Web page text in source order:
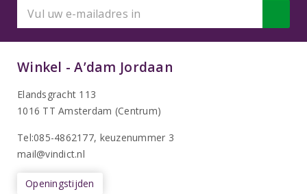
Winkel - A’dam Jordaan
Elandsgracht 113
1016 TT Amsterdam (Centrum)
Tel:085-4862177, keuzenummer 3
mail@vindict.nl
Openingstijden